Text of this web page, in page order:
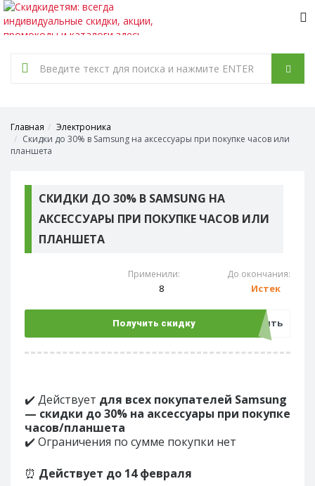
Главная
Электроника
Скидки до 30% в Samsung на аксессуары при покупке часов или
планшета
СКИДКИ ДО 30% В SAMSUNG НА
АКСЕССУАРЫ ПРИ ПОКУПКЕ ЧАСОВ ИЛИ
ПЛАНШЕТА
Применили:
8
До окончания:
Истек
Получить скидку Открыть
✔️ Действует для всех покупателей Samsung
— скидки до 30% на аксессуары при покупке
часов/планшета
✔️ Ограничения по сумме покупки нет
⏰ Действует до 14 февраля